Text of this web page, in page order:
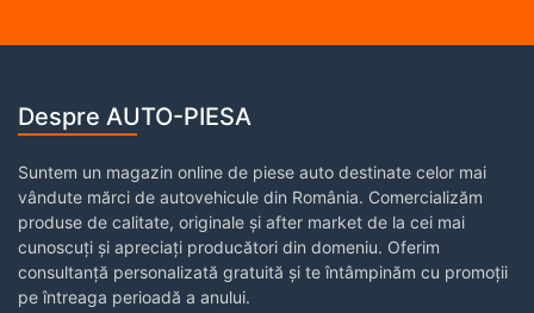
Despre AUTO-PIESA
Suntem un magazin online de piese auto destinate celor mai
vândute mărci de autovehicule din România. Comercializăm
produse de calitate, originale și after market de la cei mai
cunoscuți și apreciați producători din domeniu. Oferim
consultanță personalizată gratuită și te întâmpinăm cu promoții
pe întreaga perioadă a anului.